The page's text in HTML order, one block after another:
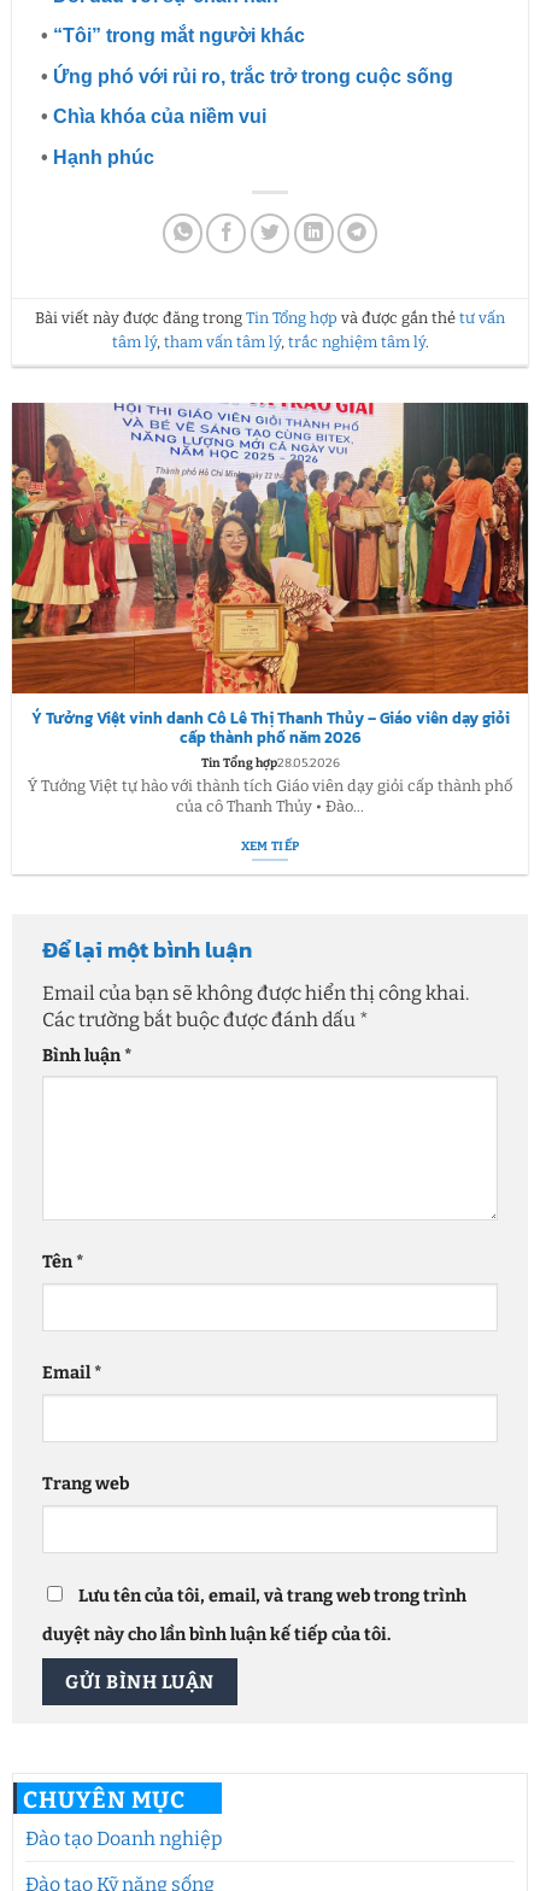
CHUYÊN MỤC
Đào tạo Doanh nghiệp
Đào tạo Kỹ năng sống
• “Tôi” trong mắt người khác
• Ứng phó với rủi ro, trắc trở trong cuộc sống
• Chìa khóa của niềm vui
• Hạnh phúc
Bài viết này được đăng trong Tin Tổng hợp và được gắn thẻ tư vấn
tâm lý, tham vấn tâm lý, trắc nghiệm tâm lý.
Ý Tưởng Việt vinh danh Cô Lê Thị Thanh Thủy – Giáo viên dạy giỏi
cấp thành phố năm 2026
Tin Tổng hợp28.05.2026
Ý Tưởng Việt tự hào với thành tích Giáo viên dạy giỏi cấp thành phố
của cô Thanh Thủy • Đào...
XEM TIẾP
Để lại một bình luận
Email của bạn sẽ không được hiển thị công khai.
Các trường bắt buộc được đánh dấu *
Bình luận*
Tên*
Email*
Trang web
Lưu tên của tôi, email, và trang web trong trình
duyệt này cho lần bình luận kế tiếp của tôi.